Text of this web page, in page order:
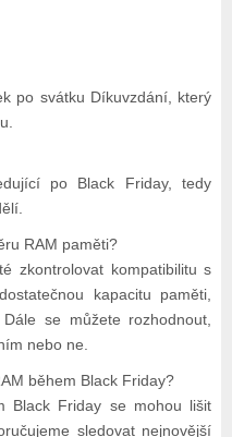
po svátku Díkuvzdání, který
po Black Friday, tedy
RAM paměti?
zkontrolovat kompatibilitu s
kapacitu paměti,
se můžete rozhodnout,
nebo ne.
během Black Friday?
Black Friday se mohou lišit
sledovat nejnovější